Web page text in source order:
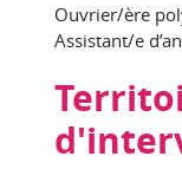
Ouvrier/ère
Assistant/e